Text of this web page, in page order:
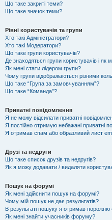
Що таке закриті теми?
Що таке значок теми?
Рівні користувачів та групи
Хто такі Адміністратори?
Хто такі Модератори?
Що таке групи користувачів?
Де знаходяться групи користувачів і як
Як мені стати лідером групи?
Чому групи відображаються різними
Що таке “Група за замовчуванням”?
Що таке “Команда”?
Приватні повідомлення
Я не можу відсилати приватні
Я постійно отримую небажані приватні
Я отримав спам або образливий лист
Друзі та недруги
Що таке список друзів та недругів?
Як я можу додавати / видаляти
Пошук на форумі
Як мені здійснити пошук на форумі?
Чому мій пошук не дає результатів?
В результаті пошуку я отримав порожню
Як мені знайти учасників форуму?